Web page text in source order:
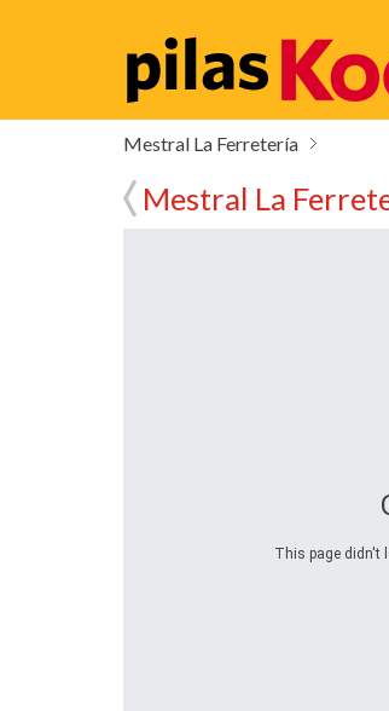
Mestral La Ferretería
Mestral La
This page didn't